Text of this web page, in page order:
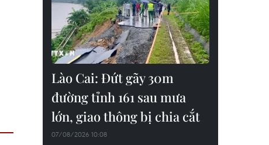
Lào Cai: Đứt gãy 30m
đường tỉnh 161 sau mưa
lớn, giao thông bị chia cắt
07/08/2026 10:08